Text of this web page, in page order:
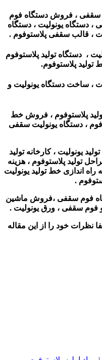
سقفی ، فروش دستگاه فوم
دستگاه یونولیت ، دستگاه
، قالب سقفی پلاستوفوم .
، دستگاه تولید پلاستوفوم
تولید پلاستوفوم.
، ساخت دستگاه یونولیت و
تولید پلاستوفوم ، فروش خط
، دستگاه یونولیت سقفی
یونولیت ، کارخانه تولید
تولید پلاستوفوم ، هزینه
راه اندازی خط تولید یونولیت
.
فوم سقفی ،فروش ماشین
و فوم سقفی ، ورق یونولیت .
نظرات خود را از این مقاله